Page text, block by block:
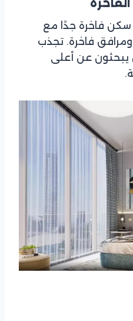
فاخرة جدًا مع
فاخرة. تجذب
يبحثون عن أعلى